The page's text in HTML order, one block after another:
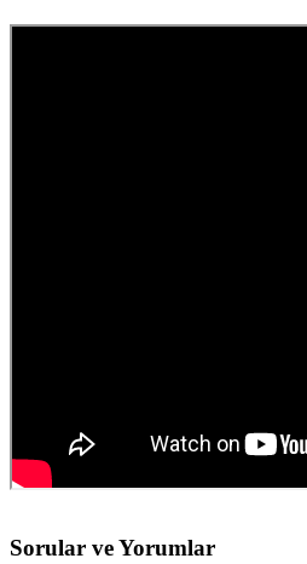
Sorular ve Yorumlar